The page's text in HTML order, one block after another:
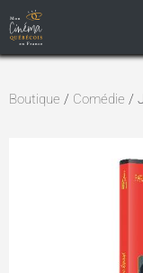
Boutique / Comédie /